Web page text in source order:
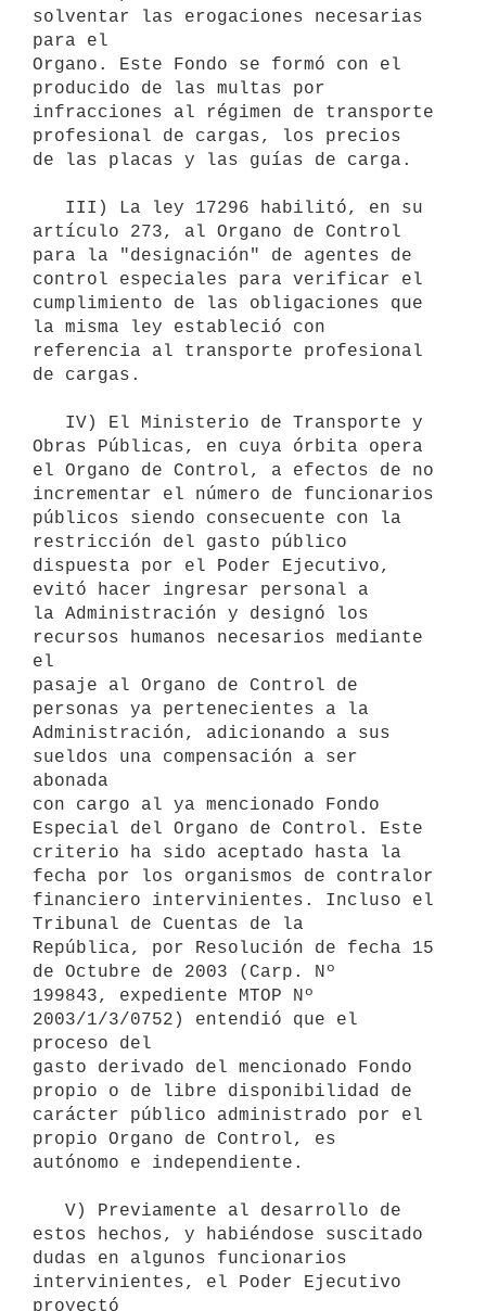
solventar las erogaciones necesarias
para el
Organo. Este Fondo se formó con el
producido de las multas por
infracciones al régimen de transporte
profesional de cargas, los precios
de las placas y las guías de carga.
artículo 273, al Organo de Control
para la "designación" de agentes de
control especiales para verificar el
cumplimiento de las obligaciones que
la misma ley estableció con
referencia al transporte profesional
de cargas.
Obras Públicas, en cuya órbita opera
el Organo de Control, a efectos de no
incrementar el número de funcionarios
públicos siendo consecuente con la
restricción del gasto público
dispuesta por el Poder Ejecutivo,
evitó hacer ingresar personal a
la Administración y designó los
recursos humanos necesarios mediante
el
pasaje al Organo de Control de
personas ya pertenecientes a la
Administración, adicionando a sus
sueldos una compensación a ser
abonada
con cargo al ya mencionado Fondo
Especial del Organo de Control. Este
criterio ha sido aceptado hasta la
fecha por los organismos de contralor
financiero intervinientes. Incluso el
Tribunal de Cuentas de la
República, por Resolución de fecha 15
de Octubre de 2003 (Carp. Nº
199843, expediente MTOP Nº
2003/1/3/0752) entendió que el
proceso del
gasto derivado del mencionado Fondo
propio o de libre disponibilidad de
carácter público administrado por el
propio Organo de Control, es
autónomo e independiente.
estos hechos, y habiéndose suscitado
dudas en algunos funcionarios
intervinientes, el Poder Ejecutivo
proyectó